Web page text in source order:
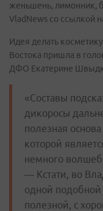
женьшень, лимонник,
VladNews со ссылкой
Идея делать
Востока пришла в
ДФО Екатерине
«Составы
дикоросы
полезная
которой
немного
— Кстати, во
одной
полезной, с